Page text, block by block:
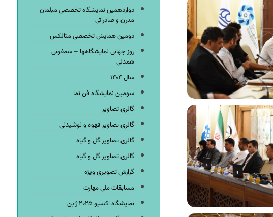
دوازدهمین نمایشگاه تخصصی مبلمان
مدرن و صادراتی
دومین همایش تخصصی متالکس
روز جهانی نمایشگاهها – سمفونی
همدلی
سال ۱۴۰۴
سومین نمایشگاه فن نما
گالری تصاویر
گالری تصاویر قهوه و نوشیدنی
گالری تصاویر گل و گیاه
گالری تصاویر گل و گیاه
گزارش تصویری ویژه
مسابقات ملی مهارت
نمایشگاه اکسپو ۲۰۲۵ ژاپن